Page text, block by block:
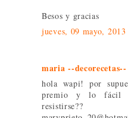
Besos y gracias
jueves, 09 mayo, 2013
maria --decorecetas--
hola wapi! por
premio y lo fácil